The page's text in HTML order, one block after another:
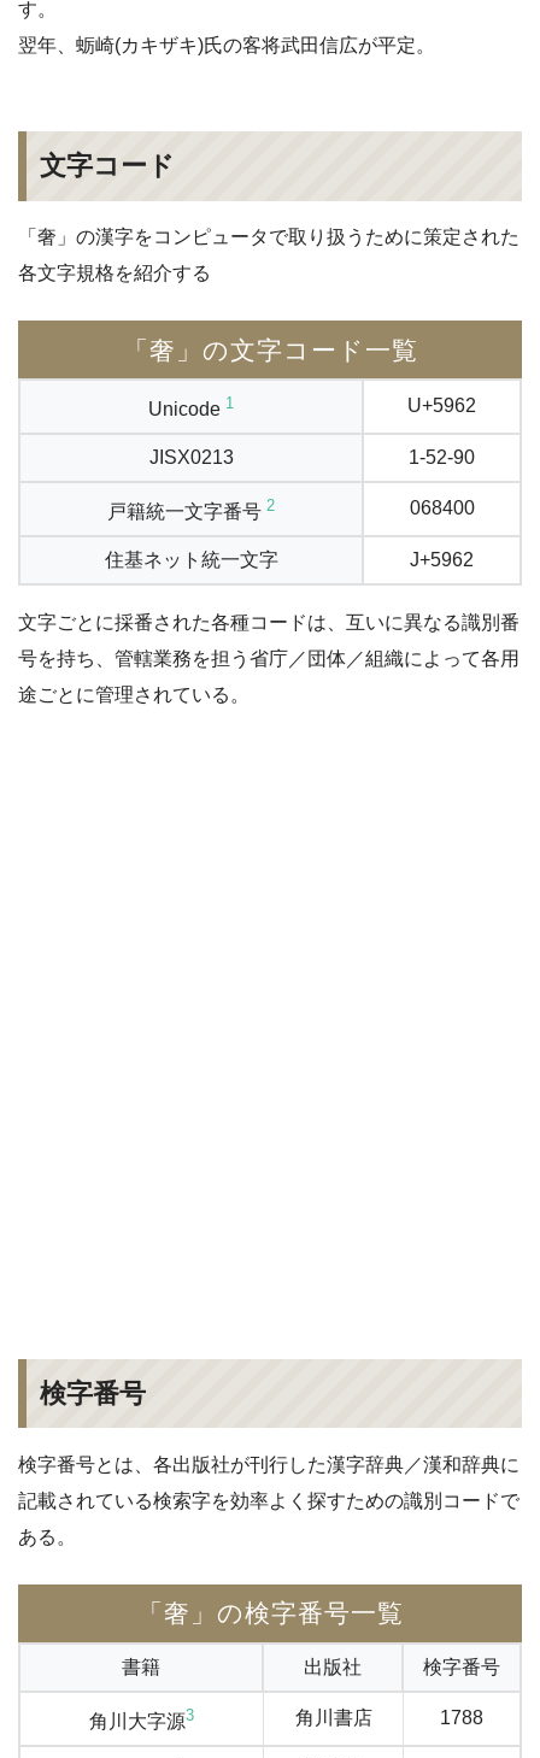
す。
翌年、蛎崎(カキザキ)氏の客将武田信広が平定。
文字コード
「奢」の漢字をコンピュータで取り扱うために策定された
各文字規格を紹介する
「奢」の文字コード一覧
Unicode 1 U+5962
JISX0213 1-52-90
戸籍統一文字番号 2 068400
住基ネット統一文字 J+5962
文字ごとに採番された各種コードは、互いに異なる識別番
号を持ち、管轄業務を担う省庁／団体／組織によって各用
途ごとに管理されている。
検字番号
検字番号とは、各出版社が刊行した漢字辞典／漢和辞典に
記載されている検索字を効率よく探すための識別コードで
ある。
「奢」の検字番号一覧
書籍 出版社 検字番号
角川大字源3 角川書店 1788